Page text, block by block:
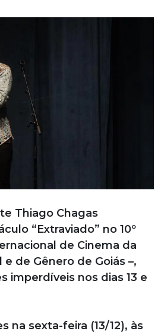
Thiago Chagas
“Extraviado” no 10º
de Cinema da
de Gênero de Goiás –,
imperdíveis nos dias 13 e
na sexta-feira (13/12), às